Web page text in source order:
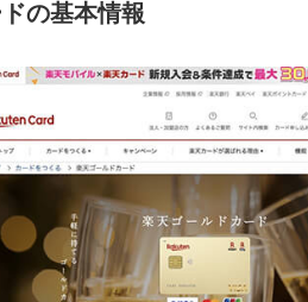
の基本情報